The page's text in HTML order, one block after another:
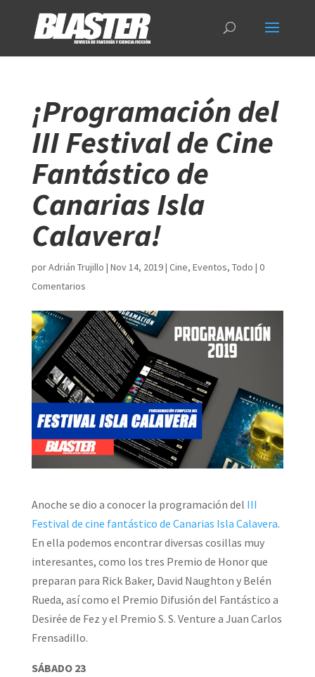
¡Programación del
III Festival de Cine
Fantástico de
Canarias Isla
Calavera!
porAdrián Trujillo | Nov 14, 2019| Cine, Eventos, Todo | 0
Comentarios
Anoche se dio a conocer la programación del III
Festival de cine fantástico de Canarias Isla Calavera.
En ella podemos encontrar diversas cosillas muy
interesantes, como los tres Premio de Honor que
preparan para Rick Baker, David Naughton y Belén
Rueda, así como el Premio Difusión del Fantástico a
Desirée de Fez y el Premio S. S. Venture a Juan Carlos
Frensadillo.
SÁBADO 23